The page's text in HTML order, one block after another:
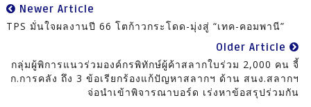
Newer Article
TPS มั่นใจผลงานปี 66 โตก้าวกระโดด-มุ่งสู่ “เทค-คอมพานี”
Older Article
กลุ่มผู้พิการแนวร่วมองค์กรพิทักษ์ผู้ค้าสลากใบร่วม 2,000 คน จี้
ก.การคลัง ถึง 3 ข้อเรียกร้องแก้ปัญหาสลากฯ ด้าน สนง.สลากฯ
จ่อนำเข้าพิจารณาบอร์ด เร่งหาข้อสรุปร่วมกัน